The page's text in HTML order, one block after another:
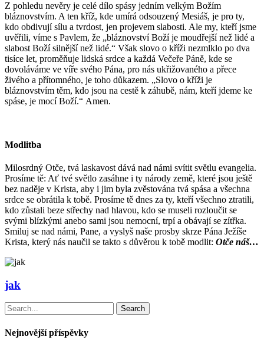
Z pohledu nevěry je celé dílo spásy jedním velkým Božím
bláznovstvím. A ten kříž, kde umírá odsouzený Mesiáš, je pro ty,
kdo obdivují sílu a tvrdost, jen projevem slabosti. Ale my, kteří jsme
uvěřili, víme s Pavlem, že „bláznovství Boží je moudřejší než lidé a
slabost Boží silnější než lidé.“ Však slovo o kříži nezmlklo po dva
tisíce let, proměňuje lidská srdce a každá Večeře Páně, kde se
dovoláváme ve víře svého Pána, pro nás ukřižovaného a přece
živého a přítomného, je toho důkazem. „Slovo o kříži je
bláznovstvím těm, kdo jsou na cestě k záhubě, nám, kteří jdeme ke
spáse, je mocí Boží.“ Amen.
Modlitba
Milosrdný Otče, tvá laskavost dává nad námi svítit světlu evangelia.
Prosíme tě: Ať tvé světlo zasáhne i ty národy země, které jsou ještě
bez naděje v Krista, aby i jim byla zvěstována tvá spása a všechna
srdce se obrátila k tobě. Prosíme tě dnes za ty, kteří všechno ztratili,
kdo zůstali beze střechy nad hlavou, kdo se museli rozloučit se
svými blízkými anebo sami jsou nemocní, trpí a obávají se zítřka.
Smiluj se nad námi, Pane, a vyslyš naše prosby skrze Pána Ježíše
Krista, který nás naučil se takto s důvěrou k tobě modlit: Otče náš…
jak
Search
Nejnovější příspěvky